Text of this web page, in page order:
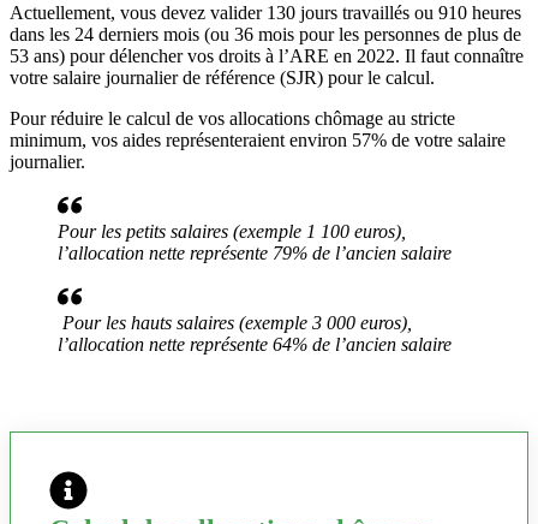
Actuellement, vous devez valider 130 jours travaillés ou 910 heures
dans les 24 derniers mois (ou 36 mois pour les personnes de plus de
53 ans) pour délencher vos droits à l’ARE en 2022. Il faut connaître
votre salaire journalier de référence (SJR) pour le calcul.
Pour réduire le calcul de vos allocations chômage au stricte
minimum, vos aides représenteraient environ 57% de votre salaire
journalier.
Pour les petits salaires (exemple 1 100 euros),
l’allocation nette représente 79% de l’ancien salaire
Pour les hauts salaires (exemple 3 000 euros),
l’allocation nette représente 64% de l’ancien salaire